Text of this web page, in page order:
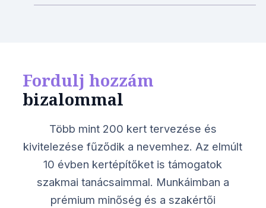
Fordulj hozzám
bizalommal
Több mint 200 kert tervezése és
kivitelezése fűződik a nevemhez. Az elmúlt
10 évben kertépítőket is támogatok
szakmai tanácsaimmal. Munkáimban a
prémium minőség és a szakértői